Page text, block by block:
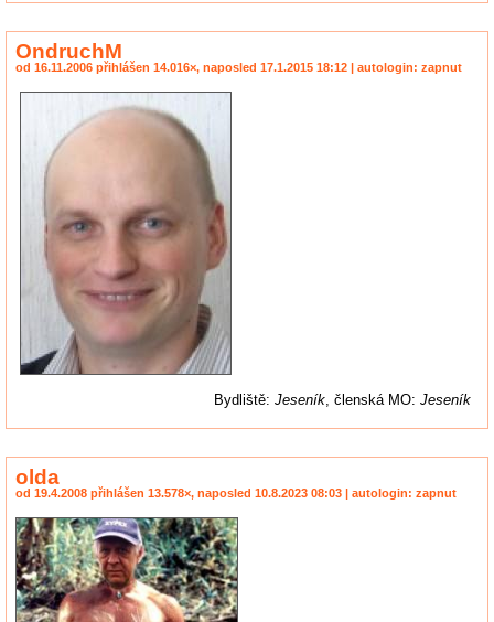
OndruchM
od 16.11.2006 přihlášen 14.016×, naposled 17.1.2015 18:12 | autologin: zapnut
Bydliště: Jeseník , členská MO: Jeseník
olda
od 19.4.2008 přihlášen 13.578×, naposled 10.8.2023 08:03 | autologin: zapnut